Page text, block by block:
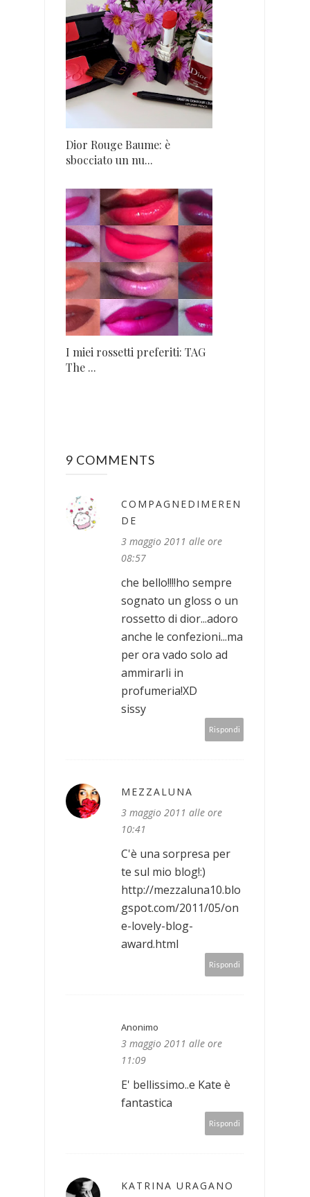
Dior Rouge Baume: è
sbocciato un nu...
I miei rossetti preferiti: TAG
The ...
9 COMMENTS
COMPAGNEDIMEREN
DE
3 maggio 2011 alle ore
08:57
che bello!!!!ho sempre
sognato un gloss o un
rossetto di dior...adoro
anche le confezioni...ma
per ora vado solo ad
ammirarli in
profumeria!XD
sissy
Rispondi
MEZZALUNA
3 maggio 2011 alle ore
10:41
C'è una sorpresa per
te sul mio blog!:)
http://mezzaluna10.blo
gspot.com/2011/05/on
e-lovely-blog-
award.html
Rispondi
Anonimo
3 maggio 2011 alle ore
11:09
E' bellissimo..e Kate è
fantastica
Rispondi
KATRINA URAGANO